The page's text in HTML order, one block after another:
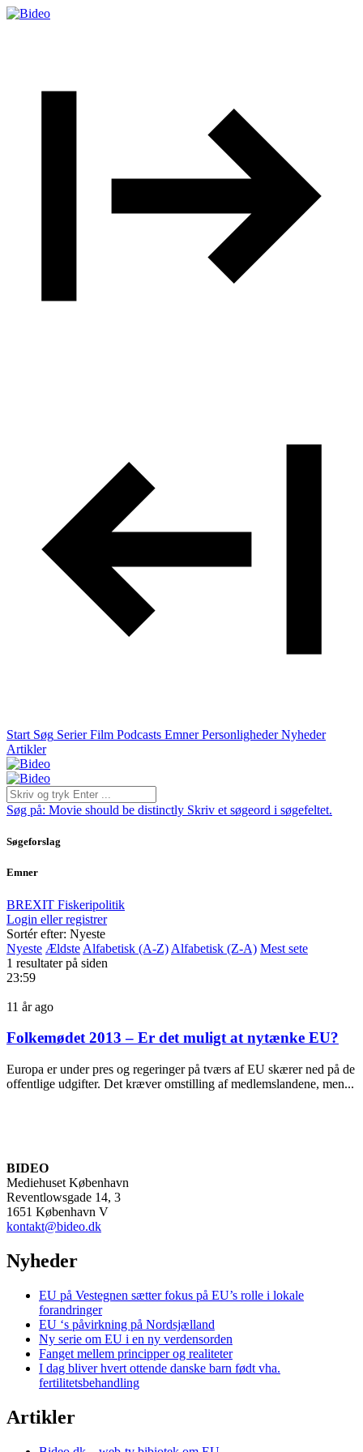
Start Søg Serier Film Podcasts Emner Personligheder Nyheder
Artikler
Søg på: Movie should be distinctly Skriv et søgeord i søgefeltet.
Søgeforslag
Emner
BREXIT Fiskeripolitik
Login eller registrer
Sortér efter: Nyeste
Nyeste Ældste Alfabetisk (A-Z) Alfabetisk (Z-A) Mest sete
1 resultater på siden
23:59
11 år ago
Folkemødet 2013 – Er det muligt at nytænke EU?
Europa er under pres og regeringer på tværs af EU skærer ned på de
offentlige udgifter. Det kræver omstilling af medlemslandene, men...
BIDEO
Mediehuset København
Reventlowsgade 14, 3
1651 København V
kontakt@bideo.dk
Nyheder
EU på Vestegnen sætter fokus på EU’s rolle i lokale
forandringer
EU ‘s påvirkning på Nordsjælland
Ny serie om EU i en ny verdensorden
Fanget mellem principper og realiteter
I dag bliver hvert ottende danske barn født vha.
fertilitetsbehandling
Artikler